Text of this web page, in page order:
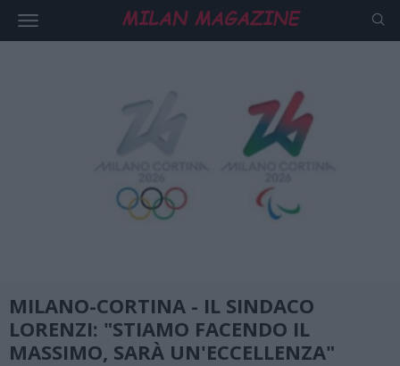
MILANO-CORTINA - IL SINDACO
LORENZI: "STIAMO FACENDO IL
MASSIMO, SARÀ UN'ECCELLENZA"